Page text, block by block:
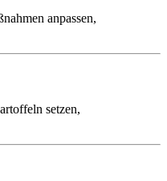
anpassen,
setzen,